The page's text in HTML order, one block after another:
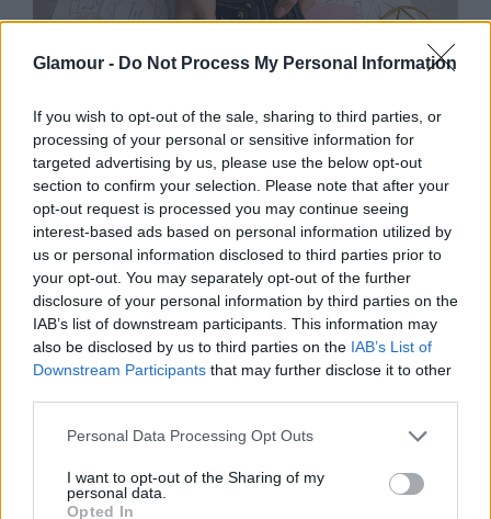
Glamour - Do Not Process My Personal Information
If you wish to opt-out of the sale, sharing to third parties, or
processing of your personal or sensitive information for
targeted advertising by us, please use the below opt-out
section to confirm your selection. Please note that after your
opt-out request is processed you may continue seeing
interest-based ads based on personal information utilized by
us or personal information disclosed to third parties prior to
your opt-out. You may separately opt-out of the further
disclosure of your personal information by third parties on the
IAB’s list of downstream participants. This information may
also be disclosed by us to third parties on the IAB’s List of
Downstream Participants that may further disclose it to other
Please note that this website/app uses one or more Google
not limited to your visit or usage behaviour. You may click to
grant or deny consent to Google and its third-party tags to
Personal Data Processing Opt Outs
I want to opt-out of the Sharing of my
personal data.
Opted In
GLAMOUR HOROSZKÓP
Ez az egy dolog az önbecsülésed
kulcsa a csillagjegyed szerint:
nagyon nem mindegy, mivel
próbálkozol